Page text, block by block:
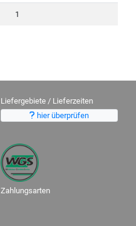
1
Zahlungsarten
Liefergebiete / Lieferzeiten
hier überprüfen